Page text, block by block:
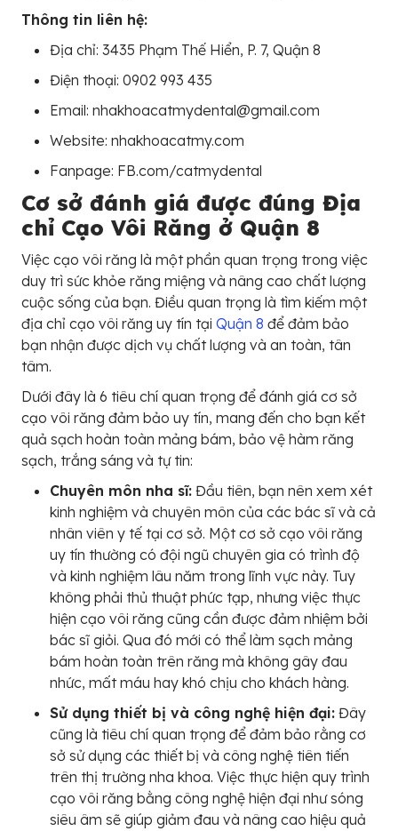
Thông tin liên hệ:
Địa chỉ: 3435 Phạm Thế Hiển, P. 7, Quận 8
Điện thoại: 0902 993 435
Email: nhakhoacatmydental@gmail.com
Website: nhakhoacatmy.com
Fanpage: FB.com/catmydental
Cơ sở đánh giá được đúng Địa
chỉ Cạo Vôi Răng ở Quận 8
Việc cạo vôi răng là một phần quan trọng trong việc
duy trì sức khỏe răng miệng và nâng cao chất lượng
cuộc sống của bạn. Điều quan trọng là tìm kiếm một
địa chỉ cạo vôi răng uy tín tại Quận 8 để đảm bảo
bạn nhận được dịch vụ chất lượng và an toàn, tân
tâm.
Dưới đây là 6 tiêu chí quan trọng để đánh giá cơ sở
cạo vôi răng đảm bảo uy tín, mang đến cho bạn kết
quả sạch hoàn toàn mảng bám, bảo vệ hàm răng
sạch, trắng sáng và tự tin:
Chuyên môn nha sĩ: Đầu tiên, bạn nên xem xét
kinh nghiệm và chuyên môn của các bác sĩ và cả
nhân viên y tế tại cơ sở. Một cơ sở cạo vôi răng
uy tín thường có đội ngũ chuyên gia có trình độ
và kinh nghiệm lâu năm trong lĩnh vực này. Tuy
không phải thủ thuật phức tạp, nhưng việc thực
hiện cạo vôi răng cũng cần được đảm nhiệm bởi
bác sĩ giỏi. Qua đó mới có thể làm sạch mảng
bám hoàn toàn trên răng mà không gây đau
nhức, mất máu hay khó chịu cho khách hàng.
Sử dụng thiết bị và công nghệ hiện đại: Đây
cũng là tiêu chí quan trọng để đảm bảo rằng cơ
sở sử dụng các thiết bị và công nghệ tiên tiến
trên thị trường nha khoa. Việc thực hiện quy trình
cạo vôi răng bằng công nghệ hiện đại như sóng
siêu âm sẽ giúp giảm đau và nâng cao hiệu quả